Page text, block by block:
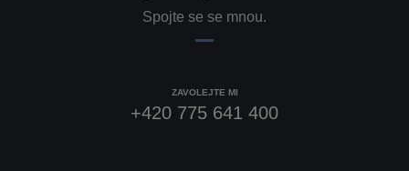
Spojte se se mnou.
ZAVOLEJTE MI
+420 775 641 400